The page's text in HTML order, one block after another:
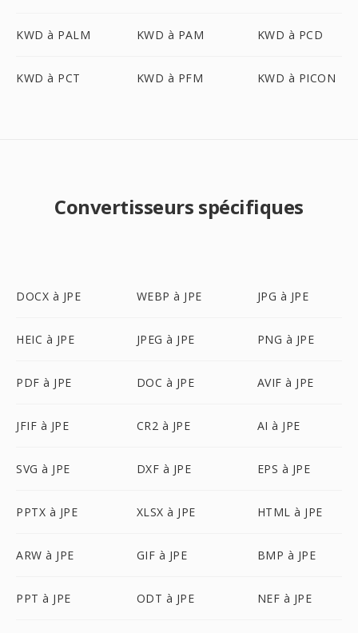
KWD à PALM KWD à PAM KWD à PCD
KWD à PCT KWD à PFM KWD à PICON
Convertisseurs spécifiques
DOCX à JPE WEBP à JPE JPG à JPE
HEIC à JPE JPEG à JPE PNG à JPE
PDF à JPE DOC à JPE AVIF à JPE
JFIF à JPE CR2 à JPE AI à JPE
SVG à JPE DXF à JPE EPS à JPE
PPTX à JPE XLSX à JPE HTML à JPE
ARW à JPE GIF à JPE BMP à JPE
PPT à JPE ODT à JPE NEF à JPE